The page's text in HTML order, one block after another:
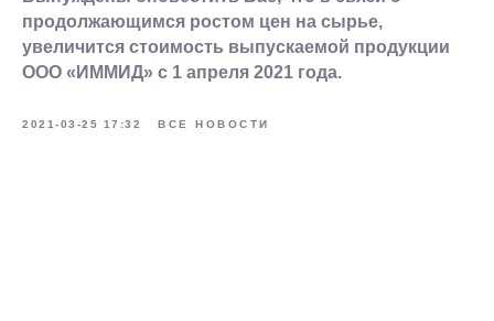
продолжающимся ростом цен на сырье,
увеличится стоимость выпускаемой продукции
ООО «ИММИД» с 1 апреля 2021 года.
2021-03-25 17:32 ВСЕ НОВОСТИ